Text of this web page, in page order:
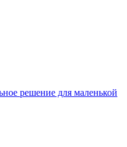
решение для маленькой